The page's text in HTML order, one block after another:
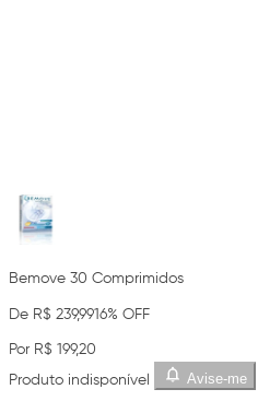
Bemove 30 Comprimidos
De R$ 239,9916% OFF
Por R$ 199,20
Produto indisponível
Avise-me